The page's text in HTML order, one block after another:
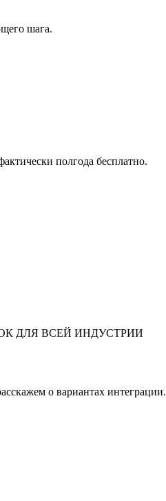
шага.
полгода бесплатно.
ДЛЯ ВСЕЙ ИНДУСТРИИ
о вариантах интеграции.